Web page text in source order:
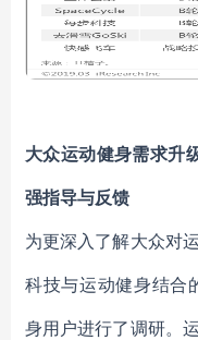
大众运动健身需求升
强指导与反馈
为更深入了解大众对
科技与运动健身结合
身用户进行了调研。